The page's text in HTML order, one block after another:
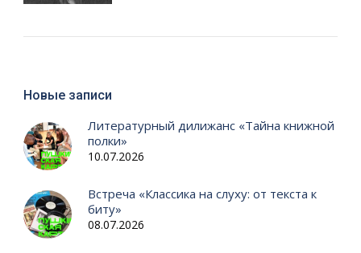
Новые записи
Литературный дилижанс «Тайна книжной
полки»
10.07.2026
Встреча «Классика на слуху: от текста к
биту»
08.07.2026